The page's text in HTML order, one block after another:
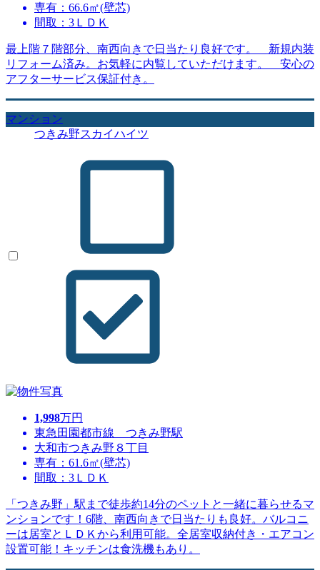
専有：66.6㎡(壁芯)
間取：3ＬＤＫ
最上階７階部分、南西向きで日当たり良好です。 新規内装
リフォーム済み。お気軽に内覧していただけます。 安心の
アフターサービス保証付き。
マンション
つきみ野スカイハイツ
1,998万円
東急田園都市線 つきみ野駅
大和市つきみ野８丁目
専有：61.6㎡(壁芯)
間取：3ＬＤＫ
「つきみ野」駅まで徒歩約14分のペットと一緒に暮らせるマ
ンションです！6階、南西向きで日当たりも良好。バルコニ
ーは居室とＬＤＫから利用可能。全居室収納付き・エアコン
設置可能！キッチンは食洗機もあり。